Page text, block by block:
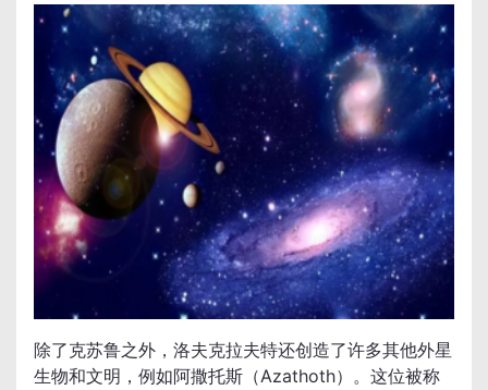
除了克苏鲁之外，洛夫克拉夫特还创造了许多其他外星
生物和文明，例如阿撒托斯（Azathoth）。这位被称